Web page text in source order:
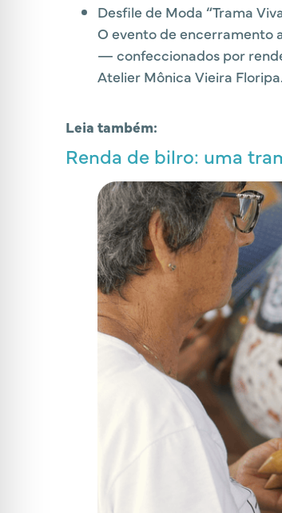
Desfile de Moda “Trama
O evento de encerramento
— confeccionados por
Atelier Mônica Vieira Floripa.
Leia também:
Renda de bilro: uma